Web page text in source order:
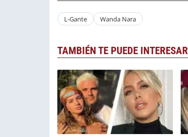
L-Gante Wanda Nara
TAMBIÉN TE PUEDE INTERESAR